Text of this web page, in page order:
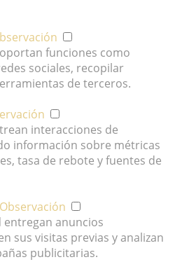
funciones como
sociales, recopilar
de terceros.
interacciones de
información sobre métricas
tasa de rebote y fuentes de
Observación
entregan anuncios
sus visitas previas y analizan
publicitarias.